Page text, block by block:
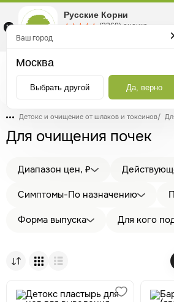
Детокс и очищение от шлаков и токсинов/
Для очищения почек
Диапазон цен, ₽
Симптомы-По назначению
Форма выпуска
Для кого
Ваш город
Москва
Выбрать другой Да, верно
Русские Корни
☆☆☆☆☆
★★★★★ (2360) оценка
Маркетплейс товаров для